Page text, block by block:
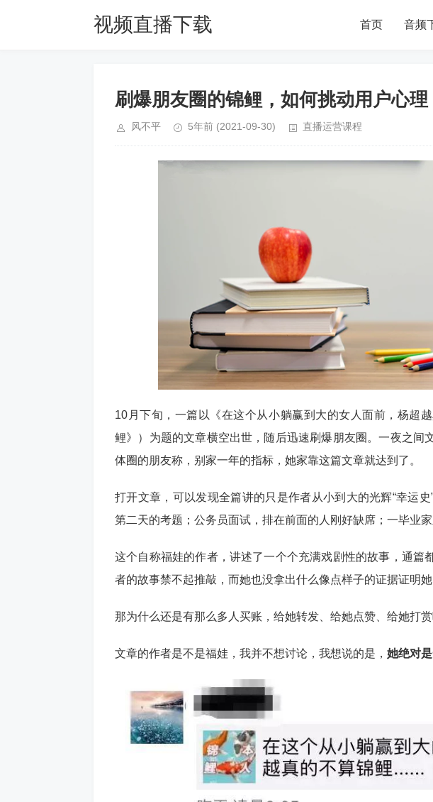
视频直播下载
使用说明书
首页 音频
刷爆朋友圈的锦鲤，如何挑动用户心理
风不平 5年前 (2021-09-30) 直播运营课程
10月下旬，一篇以《在这个从小躺赢到大的女人面前，杨超
鲤》）为题的文章横空出世，随后迅速刷爆朋友圈。一夜之间
体圈的朋友称，别家一年的指标，她家靠这篇文章就达到了。
打开文章，可以发现全篇讲的只是作者从小到大的光辉“幸运
第二天的考题；公务员面试，排在前面的人刚好缺席；一毕业
这个自称福娃的作者，讲述了一个个充满戏剧性的故事，通篇
者的故事禁不起推敲，而她也没拿出什么像点样子的证据证明她
那为什么还是有那么多人买账，给她转发、给她点赞、给她打赏
文章的作者是不是福娃，我并不想讨论，我想说的是， 她绝对